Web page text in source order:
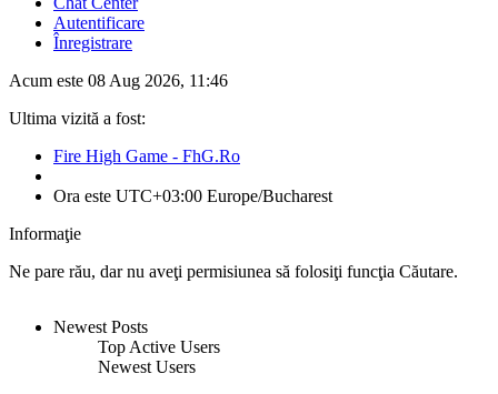
Autentificare
Înregistrare
Acum este 08 Aug 2026, 11:46
Ultima vizită a fost:
Fire High Game - FhG.Ro
Ora este UTC+03:00 Europe/Bucharest
Informaţie
Ne pare rău, dar nu aveţi permisiunea să folosiţi funcţia Căutare.
Newest Posts
Top Active Users
Newest Users